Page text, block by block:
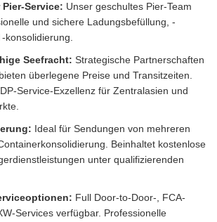
Service: Unser geschultes Pier-Team
und sichere Ladungsbefüllung, -
konsolidierung.
Seefracht: Strategische Partnerschaften
überlegene Preise und Transitzeiten.
Service-Exzellenz für Zentralasien und
Ideal für Sendungen von mehreren
Beinhaltet kostenlose
unter qualifizierenden
Full Door-to-Door-, FCA-
Services verfügbar. Professionelle